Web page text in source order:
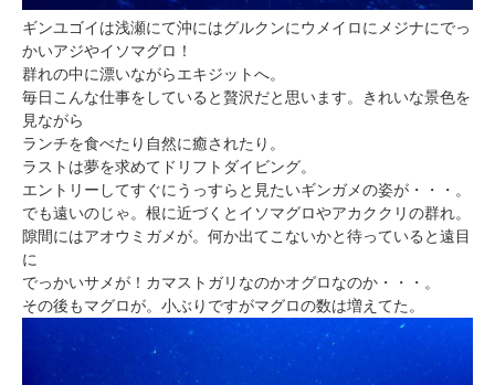
ギンユゴイは浅瀬にて沖にはグルクンにウメイロにメジナにでっ
かいアジやイソマグロ！
群れの中に漂いながらエキジットへ。
毎日こんな仕事をしていると贅沢だと思います。きれいな景色を
見ながら
ランチを食べたり自然に癒されたり。
ラストは夢を求めてドリフトダイビング。
エントリーしてすぐにうっすらと見たいギンガメの姿が・・・。
でも遠いのじゃ。根に近づくとイソマグロやアカククリの群れ。
隙間にはアオウミガメが。何か出てこないかと待っていると遠目
に
でっかいサメが！カマストガリなのかオグロなのか・・・。
その後もマグロが。小ぶりですがマグロの数は増えてた。